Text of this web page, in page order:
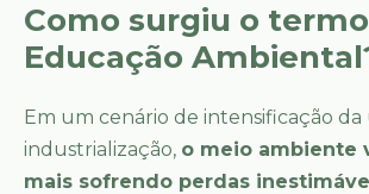
Como surgiu o termo
Educação
Em um cenário de intensificação da
industrialização, o meio ambiente
mais sofrendo perdas